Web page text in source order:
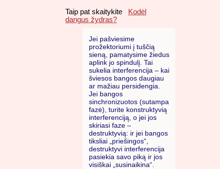
Taip pat skaitykite
Kodėl
dangus žydras?
Jei pašviesime
prožektoriumi į tuščią
sieną, pamatysime žiedus
aplink jo spindulį. Tai
sukelia interferencija – kai
šviesos bangos daugiau
ar mažiau persidengia.
Jei bangos
sinchronizuotos (sutampa
fazė), turite konstruktyvią
interferenciją, o jei jos
skiriasi faze –
destruktyvią: ir jei bangos
tiksliai „priešingos“,
destruktyvi interferencija
pasiekia savo piką ir jos
visiškai „susinaikina“.